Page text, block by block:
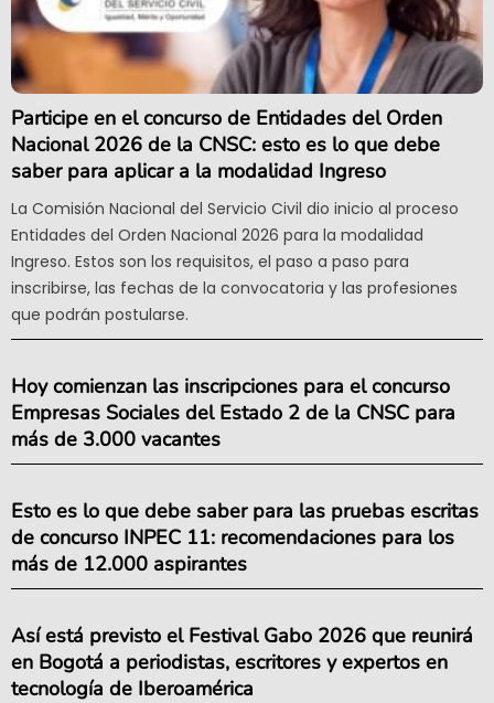
Participe en el concurso de Entidades del Orden
Nacional 2026 de la CNSC: esto es lo que debe
saber para aplicar a la modalidad Ingreso
La Comisión Nacional del Servicio Civil dio inicio al proceso
Entidades del Orden Nacional 2026 para la modalidad
Ingreso. Estos son los requisitos, el paso a paso para
inscribirse, las fechas de la convocatoria y las profesiones
que podrán postularse.
Hoy comienzan las inscripciones para el concurso
Empresas Sociales del Estado 2 de la CNSC para
más de 3.000 vacantes
Esto es lo que debe saber para las pruebas escritas
de concurso INPEC 11: recomendaciones para los
más de 12.000 aspirantes
Así está previsto el Festival Gabo 2026 que reunirá
en Bogotá a periodistas, escritores y expertos en
tecnología de Iberoamérica